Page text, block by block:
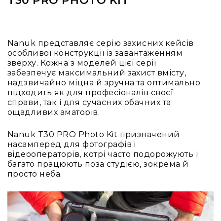
Вокальні
мікрофони
Конференційні
Петличні
З
оголов'ям
Накамерні
мобільних
пристроїв
Всі
підсилення
Аксесуари
Nanuk представляє серію захисних кейсів
особливої конструкції із завантаженням
зверху. Кожна з моделей цієї серії
забезпечує максимальний захист вмісту,
надзвичайно міцна й зручна та оптимально
підходить як для професіоналів своєї
справи, так і для сучасних обачних та
ощадливих аматорів.
Nanuk T30 PRO Photo Kit призначений
насамперед для фотографів і
відеооператорів, котрі часто подорожують і
багато працюють поза студією, зокрема й
просто неба.